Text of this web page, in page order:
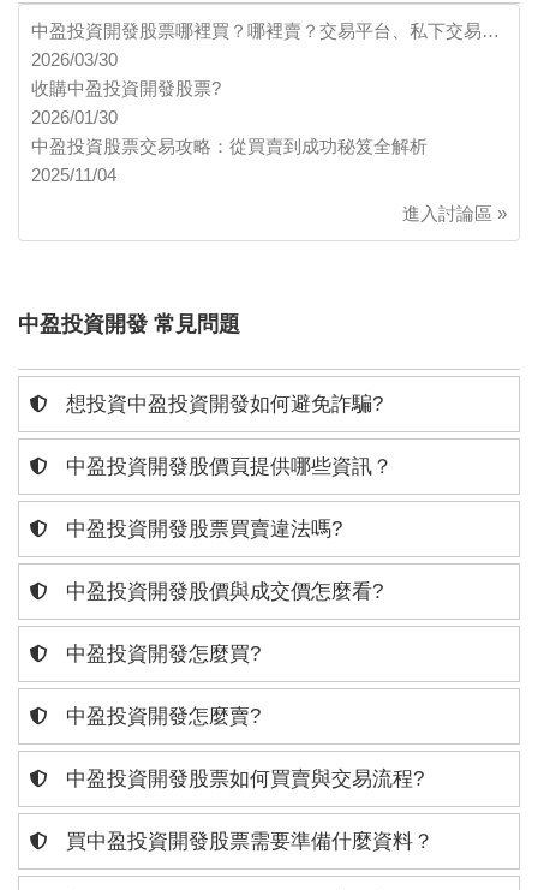
中盈投資開發股票哪裡買？哪裡賣？交易平台、私下交易…
2026/03/30
收購中盈投資開發股票?
2026/01/30
中盈投資股票交易攻略：從買賣到成功秘笈全解析
2025/11/04
進入討論區 »
中盈投資開發 常見問題
想投資中盈投資開發如何避免詐騙?
中盈投資開發股價頁提供哪些資訊？
中盈投資開發股票買賣違法嗎?
中盈投資開發股價與成交價怎麼看?
中盈投資開發怎麼買?
中盈投資開發怎麼賣?
中盈投資開發股票如何買賣與交易流程?
買中盈投資開發股票需要準備什麼資料？